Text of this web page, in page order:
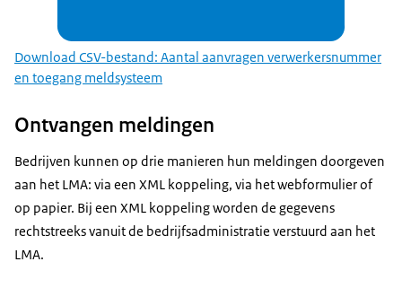
Download CSV-bestand: Aantal aanvragen verwerkersnummer
en toegang meldsysteem
Ontvangen meldingen
Bedrijven kunnen op drie manieren hun meldingen doorgeven
aan het LMA: via een XML koppeling, via het webformulier of
op papier. Bij een XML koppeling worden de gegevens
rechtstreeks vanuit de bedrijfsadministratie verstuurd aan het
LMA.